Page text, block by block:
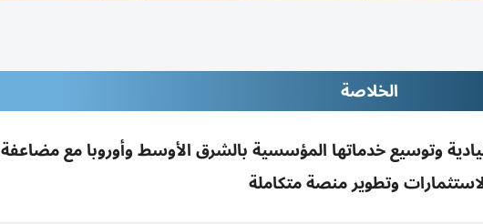
الخلاصة
وتوسيع خدماتها المؤسسية بالشرق الأوسط وأوروبا مع مضاعفة
وتطوير منصة متكاملة